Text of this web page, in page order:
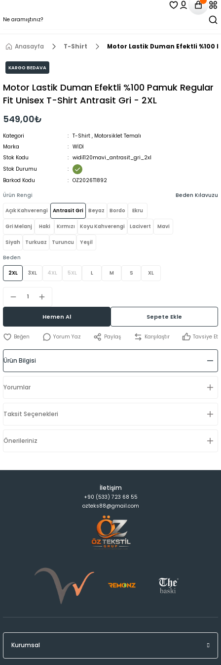
Anasayfa T-Shirt Motor Lastik Duman Efektli %100
KARGO BEDAVA
Motor Lastik Duman Efektli %100 Pamuk Regular
Fit Unisex T-Shirt Antrasit Gri - 2XL
549,00₺
Kategori T-Shirt , Motorsiklet Temalı
Marka
WİDİ
Stok Kodu
widi1120mavi_antrasit_gri_2xl
Stok Durumu
Barkod Kodu
OZ2026T1892
Ürün Rengi
Açık Kahverengi Antrasit Gri Beyaz Bordo Ekru
Gri Melanj Haki Kırmızı Koyu Kahverengi Lacivert Mavi
Siyah Turkuaz Turuncu Yeşil
Beden
2XL 3XL 4XL 5XL L M S XL
Beden Kılavuzu
Hemen Al Sepete Ekle
Yorum Yaz Paylaş Karşılaştır Tavsiye Et
Ürün Bilgisi
Yorumlar
Taksit Seçenekleri
Önerileriniz
İletişim
+90 (533) 723 68 55
ozteks88@gmail.com
Kurumsal